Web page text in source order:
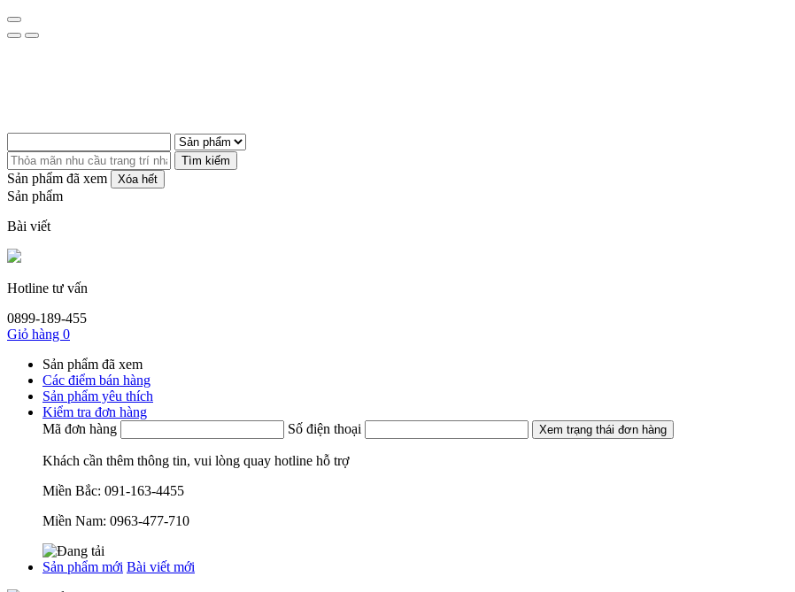
Tìm kiếm
Sản phẩm đã xem Xóa hết
Sản phẩm
Bài viết
Hotline tư vấn
0899-189-455
Giỏ hàng 0
Sản phẩm đã xem
Các điểm bán hàng
Sản phẩm yêu thích
Kiểm tra đơn hàng
Mã đơn hàng
Số điện thoại Xem trạng thái đơn hàng
Khách cần thêm thông tin, vui lòng quay hotline hỗ trợ
Miền Bắc: 091-163-4455
Miền Nam: 0963-477-710
Sản phẩm mới Bài viết mới